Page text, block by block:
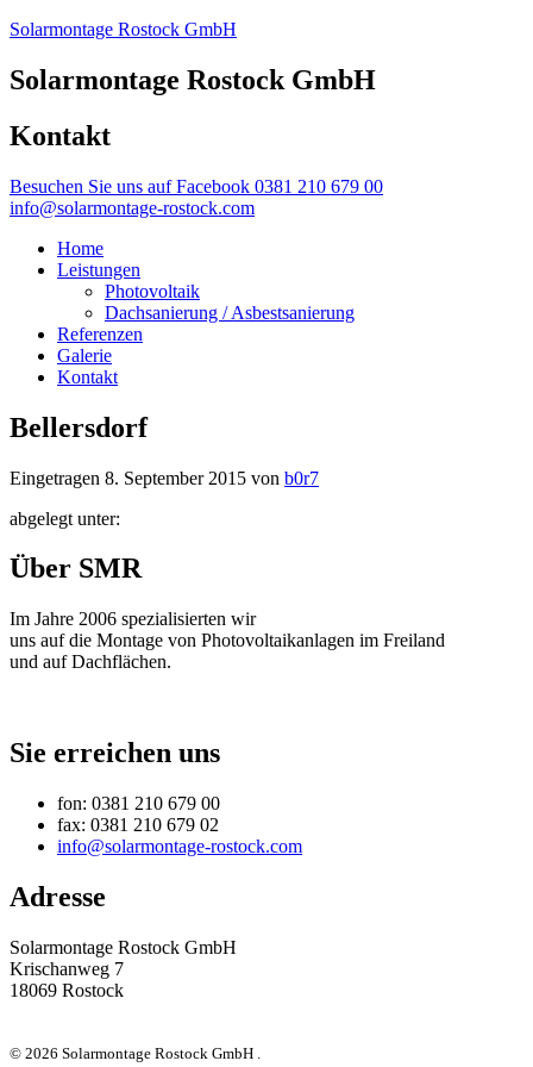
Solarmontage Rostock GmbH
Solarmontage Rostock GmbH
Kontakt
Besuchen Sie uns auf Facebook 0381 210 679 00
info@solarmontage-rostock.com
Home
Leistungen
Photovoltaik
Dachsanierung / Asbestsanierung
Referenzen
Galerie
Kontakt
Bellersdorf
Eingetragen 8. September 2015 von b0r7
abgelegt unter:
Über SMR
Im Jahre 2006 spezialisierten wir
uns auf die Montage von Photovoltaikanlagen im Freiland
und auf Dachflächen.
Sie erreichen uns
fon: 0381 210 679 00
fax: 0381 210 679 02
info@solarmontage-rostock.com
Adresse
Solarmontage Rostock GmbH
Krischanweg 7
18069 Rostock
© 2026 Solarmontage Rostock GmbH .